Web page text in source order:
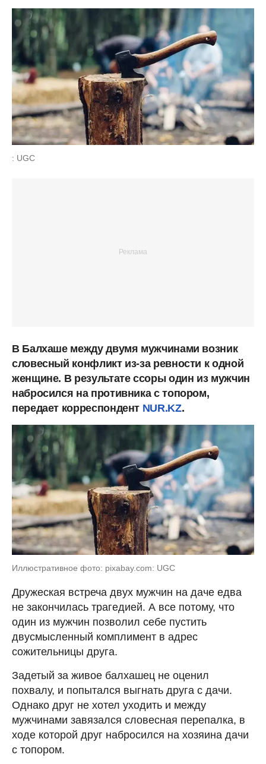
: UGC
В Балхаше между двумя мужчинами возник
словесный конфликт из-за ревности к одной
женщине. В результате ссоры один из мужчин
набросился на противника с топором,
передает корреспондент NUR.KZ.
Иллюстративное фото: pixabay.com: UGC
Дружеская встреча двух мужчин на даче едва
не закончилась трагедией. А все потому, что
один из мужчин позволил себе пустить
двусмысленный комплимент в адрес
сожительницы друга.
Задетый за живое балхашец не оценил
похвалу, и попытался выгнать друга с дачи.
Однако друг не хотел уходить и между
мужчинами завязался словесная перепалка, в
ходе которой друг набросился на хозяина дачи
с топором.